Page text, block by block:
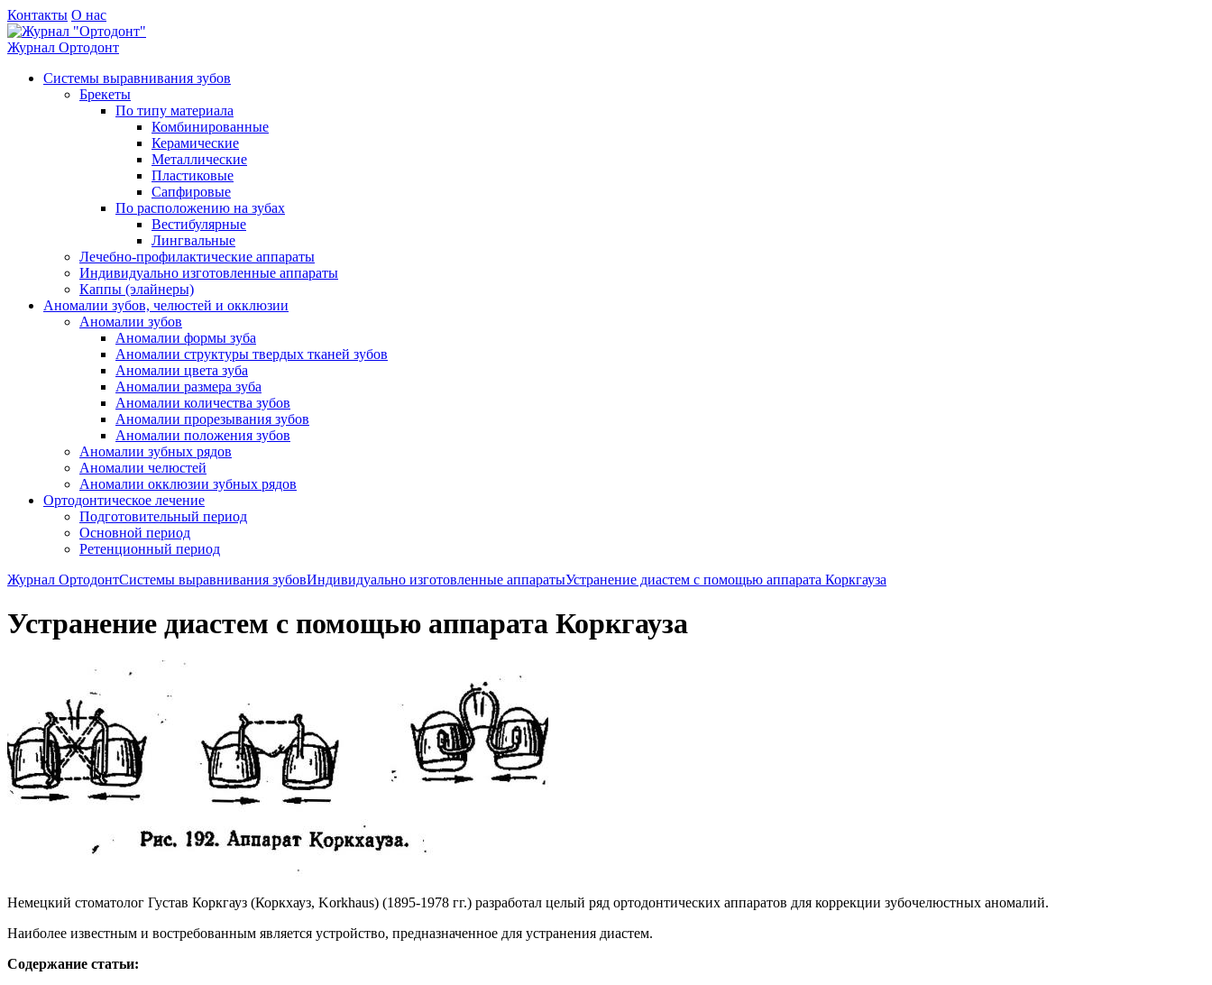
Контакты О нас
Журнал Ортодонт
Системы выравнивания зубов
Брекеты
По типу материала
Комбинированные
Керамические
Металлические
Пластиковые
Сапфировые
По расположению на зубах
Вестибулярные
Лингвальные
Лечебно-профилактические аппараты
Индивидуально изготовленные аппараты
Каппы (элайнеры)
Аномалии зубов, челюстей и окклюзии
Аномалии зубов
Аномалии формы зуба
Аномалии структуры твердых тканей зубов
Аномалии цвета зуба
Аномалии размера зуба
Аномалии количества зубов
Аномалии прорезывания зубов
Аномалии положения зубов
Аномалии зубных рядов
Аномалии челюстей
Аномалии окклюзии зубных рядов
Ортодонтическое лечение
Подготовительный период
Основной период
Ретенционный период
Журнал ОртодонтСистемы выравнивания зубовИндивидуально изготовленные аппаратыУстранение диастем с помощью аппарата Коркгауза
Устранение диастем с помощью аппарата Коркгауза
Немецкий стоматолог Густав Коркгауз (Коркхауз, Korkhaus) (1895-1978 гг.) разработал целый ряд ортодонтических аппаратов для коррекции зубочелюстных аномалий.
Наиболее известным и востребованным является устройство, предназначенное для устранения диастем.
Содержание статьи: